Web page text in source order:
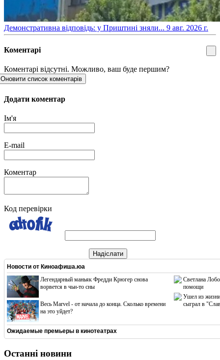
​Демонстративна відповідь: у Приштині зняли... 9 авг. 2026 г.
Коментарі
Коментарі відсутні. Можливо, ваш буде першим?
Оновити список коментарів
Додати коментар
Ім'я
E-mail
Коментар
Код перевірки
Надіслати
Новости от Киноафиша.юа
Легендарный маньяк Фредди Крюгер снова
ворвется в чьи-то сны
Весь Marvel - от начала до конца. Сколько времени
на это уйдет?
Светлана
помощи
Ушел из жизни
сыграл в
Ожидаемые премьеры в кинотеатрах
Останні новини